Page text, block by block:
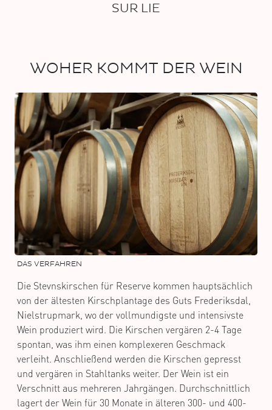
SUR LIE
WOHER KOMMT DER WEIN
DAS VERFAHREN
Die Stevnskirschen für Reserve kommen hauptsächlich
von der ältesten Kirschplantage des Guts Frederiksdal,
Nielstrupmark, wo der vollmundigste und intensivste
Wein produziert wird. Die Kirschen vergären 2-4 Tage
spontan, was ihm einen komplexeren Geschmack
verleiht. Anschließend werden die Kirschen gepresst
und vergären in Stahltanks weiter. Der Wein ist ein
Verschnitt aus mehreren Jahrgängen. Durchschnittlich
lagert der Wein für 30 Monate in älteren 300- und 400-